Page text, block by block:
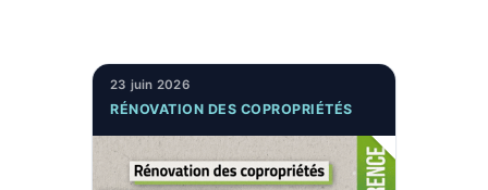
23 juin 2026
RÉNOVATION DES COPROPRIÉTÉS